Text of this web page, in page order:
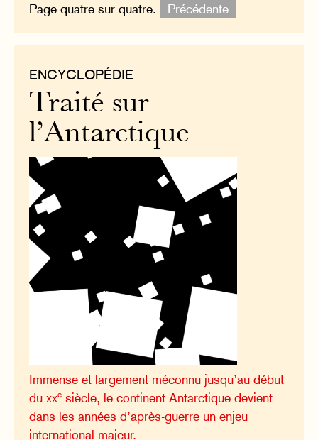
Page quatre sur quatre.
Précédente
ENCYCLOPÉDIE
Traité sur
l’Antarctique
Immense et largement méconnu jusqu’au début
duxxe siècle, le continent Antarctique devient
dans les années d’après-guerre un enjeu
international majeur.